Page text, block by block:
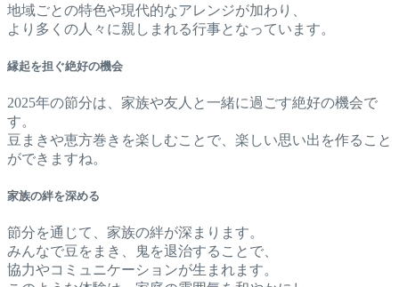
地域ごとの特色や現代的なアレンジが加わり、
より多くの人々に親しまれる行事となっています。
縁起を担ぐ絶好の機会
2025年の節分は、家族や友人と一緒に過ごす絶好の機会で
す。
豆まきや恵方巻きを楽しむことで、楽しい思い出を作ること
ができますね。
家族の絆を深める
節分を通じて、家族の絆が深まります。
みんなで豆をまき、鬼を退治することで、
協力やコミュニケーションが生まれます。